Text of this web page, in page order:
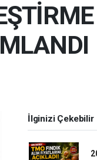
İlginizi Çekebilir